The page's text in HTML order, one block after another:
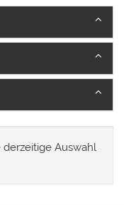
Auswahl